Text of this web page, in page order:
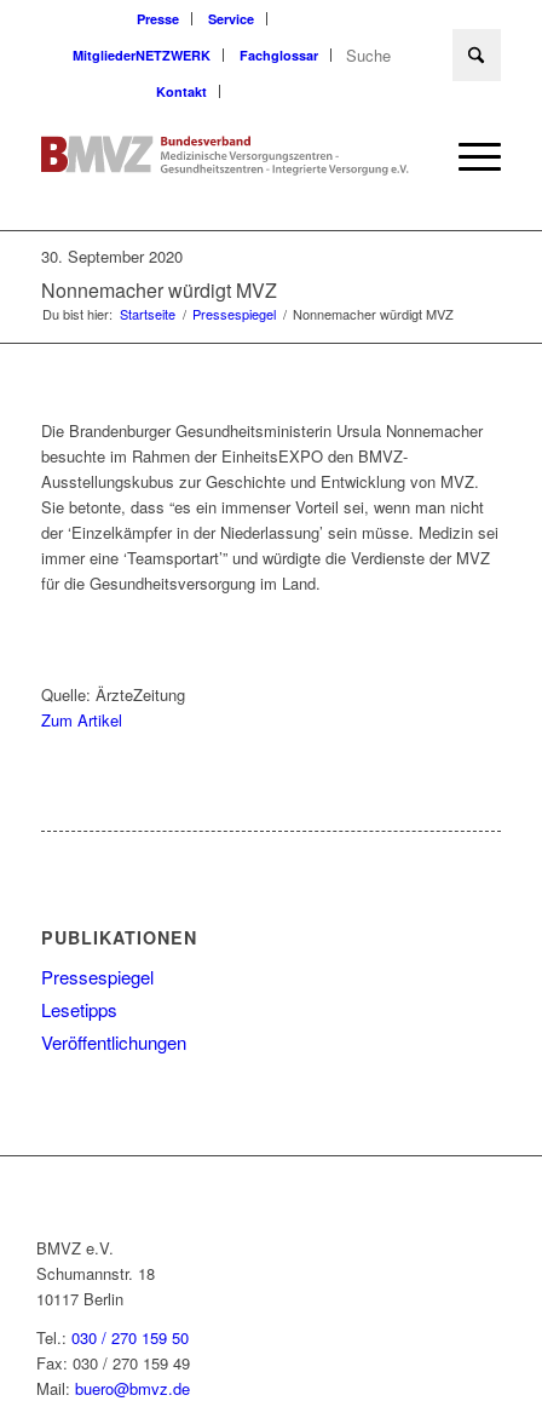
Presse
Service
MitgliederNETZWERK
Fachglossar
Kontakt
30. September 2020
Nonnemacher würdigt MVZ
Du bist hier: Startseite / Pressespiegel / Nonnemacher würdigt MVZ
Die Brandenburger Gesundheitsministerin Ursula Nonnemacher
besuchte im Rahmen der EinheitsEXPO den BMVZ-
Ausstellungskubus zur Geschichte und Entwicklung von MVZ.
Sie betonte, dass “es ein immenser Vorteil sei, wenn man nicht
der ‘Einzelkämpfer in der Niederlassung’ sein müsse. Medizin sei
immer eine ‘Teamsportart’” und würdigte die Verdienste der MVZ
für die Gesundheitsversorgung im Land.
Quelle: ÄrzteZeitung
Zum Artikel
PUBLIKATIONEN
Pressespiegel
Lesetipps
Veröffentlichungen
BMVZ e.V.
Schumannstr. 18
10117 Berlin
Tel.: 030 / 270 159 50
Fax: 030 / 270 159 49
Mail: buero@bmvz.de